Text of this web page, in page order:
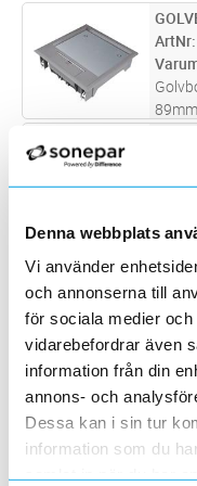
Denna webbplats
Vi använder
och annonserna till
för sociala medier
vidarebefordrar även
information från din
annons- och
Dessa kan i sin tur
information som du
samlat in när du har
till 12
kg.
ST
ArtNr
se
ST
ArtNr
ST
ArtNr